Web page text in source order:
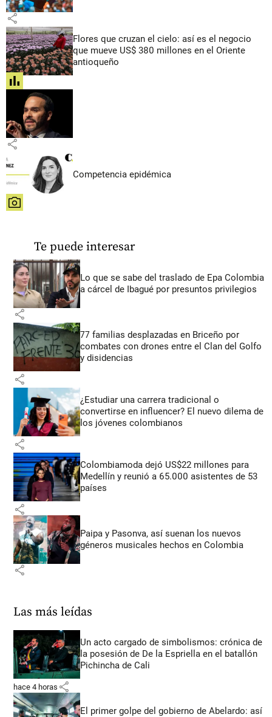
share
Flores que cruzan el cielo: así es el negocio
que mueve US$ 380 millones en el Oriente
antioqueño
share
share
Competencia epidémica
share
Te puede interesar
Lo que se sabe del traslado de Epa Colombia
a cárcel de Ibagué por presuntos privilegios
share
77 familias desplazadas en Briceño por
combates con drones entre el Clan del Golfo
y disidencias
share
¿Estudiar una carrera tradicional o
convertirse en influencer? El nuevo dilema de
los jóvenes colombianos
share
Colombiamoda dejó US$22 millones para
Medellín y reunió a 65.000 asistentes de 53
países
share
Paipa y Pasonva, así suenan los nuevos
géneros musicales hechos en Colombia
share
Las más leídas
Un acto cargado de simbolismos: crónica de
la posesión de De la Espriella en el batallón
Pichincha de Cali
hace 4 horas share
El primer golpe del gobierno de Abelardo: así